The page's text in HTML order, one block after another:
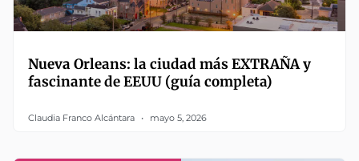
Nueva Orleans: la ciudad más EXTRAÑA y
fascinante de EEUU (guía completa)
Claudia Franco Alcántara mayo 5, 2026